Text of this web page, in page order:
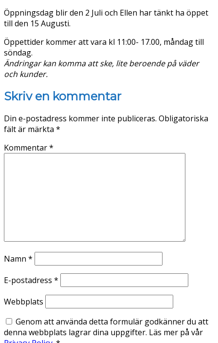
Öppningsdag blir den 2 Juli och Ellen har tänkt ha öppet
till den 15 Augusti.
Öppettider kommer att vara kl 11:00- 17.00, måndag till
söndag.
Ändringar kan komma att ske, lite beroende på väder
och kunder.
Skriv en kommentar
Din e-postadress kommer inte publiceras. Obligatoriska
fält är märkta *
Kommentar*
Namn *
E-postadress *
Webbplats
Genom att använda detta formulär godkänner du att
denna webbplats lagrar dina uppgifter. Läs mer på vår